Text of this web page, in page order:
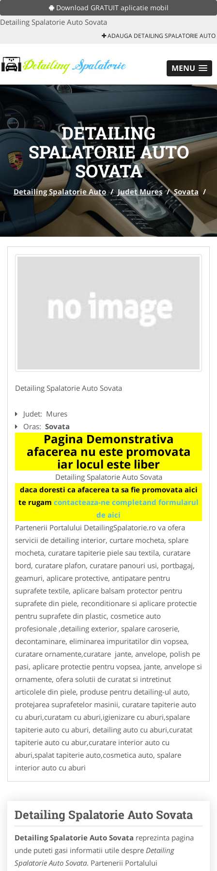
Download GRATUIT aplicatie mobil
Detailing Spalatorie Auto Sovata
ADAUGA DETAILING SPALATORIE AUTO
MENU
DETAILING
SPALATORIE AUTO
SOVATA
Detailing Spalatorie Auto / Judet Mures / Sovata /
Detailing Spalatorie Auto Sovata
Judet: Mures
Oras: Sovata
Pagina Demonstrativa
afacerea nu este promovata
iar locul este liber
Detailing Spalatorie Auto Sovata
daca doresti ca afacerea ta sa fie promovata aici
te rugam contacteaza-ne completand formularul
de aici
Partenerii Portalului DetailingSpalatorie.ro va ofera
servicii de detailing interior, curtare mocheta, splare
mocheta, curatare tapiterie piele sau textila, curatare
bord, curatare plafon, curatare panouri usi, portbagaj,
geamuri, aplicare protective, antipatare pentru
suprafete textile, aplicare balsam protector pentru
suprafete din piele, reconditionare si aplicare protectie
pentru suprafete din plastic, cosmetice auto
profesionale ,detailing exterior, spalare caroserie,
decontaminare, eliminarea impuritatilor din vopsea,
curatare ornamente,curatare jante, anvelope, polish pe
pasi, aplicare protectie pentru vopsea, jante, anvelope si
ornamente, ofera solutii de curatat si intretinut
articolele din piele, produse pentru detailing-ul auto,
protejarea suprafetelor masinii, curatare tapiterie auto
cu aburi,curatam cu aburi,igienizare cu aburi,spalare
tapiterie auto cu aburi, detailing auto cu aburi,curatat
tapiterie auto cu abur,curatare interior auto cu
aburi,spalat tapiterie auto,cosmetica auto, spalare
interior auto cu aburi
Detailing Spalatorie Auto Sovata
Detailing Spalatorie Auto Sovata reprezinta pagina
unde puteti gasi informatii utile despre Detailing
Spalatorie Auto Sovata. Partenerii Portalului